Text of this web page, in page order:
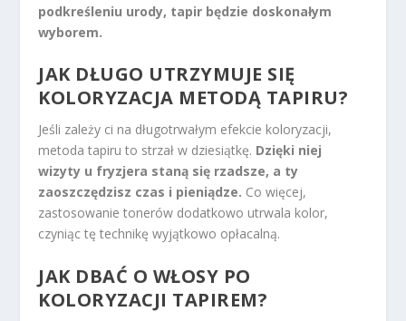
podkreśleniu urody, tapir będzie doskonałym
wyborem.
JAK DŁUGO UTRZYMUJE SIĘ
KOLORYZACJA METODĄ TAPIRU?
Jeśli zależy ci na długotrwałym efekcie koloryzacji,
metoda tapiru to strzał w dziesiątkę. Dzięki niej
wizyty u fryzjera staną się rzadsze, a ty
zaoszczędzisz czas i pieniądze. Co więcej,
zastosowanie tonerów dodatkowo utrwala kolor,
czyniąc tę technikę wyjątkowo opłacalną.
JAK DBAĆ O WŁOSY PO
KOLORYZACJI TAPIREM?